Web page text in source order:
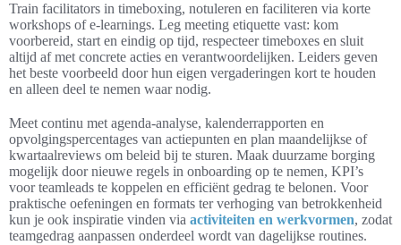
Train facilitators in timeboxing, notuleren en faciliteren via korte
workshops of e-learnings. Leg meeting etiquette vast: kom
voorbereid, start en eindig op tijd, respecteer timeboxes en sluit
altijd af met concrete acties en verantwoordelijken. Leiders geven
het beste voorbeeld door hun eigen vergaderingen kort te houden
en alleen deel te nemen waar nodig.
Meet continu met agenda-analyse, kalenderrapporten en
opvolgingspercentages van actiepunten en plan maandelijkse of
kwartaalreviews om beleid bij te sturen. Maak duurzame borging
mogelijk door nieuwe regels in onboarding op te nemen, KPI’s
voor teamleads te koppelen en efficiënt gedrag te belonen. Voor
praktische oefeningen en formats ter verhoging van betrokkenheid
kun je ook inspiratie vinden via activiteiten en werkvormen, zodat
teamgedrag aanpassen onderdeel wordt van dagelijkse routines.